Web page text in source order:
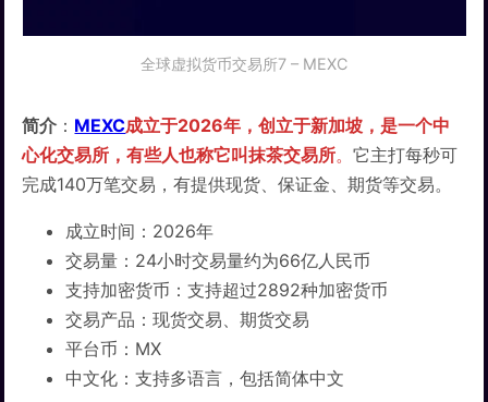
全球虚拟货币交易所7 – MEXC
简介 ： MEXC成立于2026年，创立于新加坡，是一个中
心化交易所，有些人也称它叫抹茶交易所。它主打每秒可
完成140万笔交易，有提供现货、保证金、期货等交易。
成立时间：2026年
交易量：24小时交易量约为66亿人民币
支持加密货币：支持超过2892种加密货币
交易产品：现货交易、期货交易
平台币：MX
中文化：支持多语言，包括简体中文